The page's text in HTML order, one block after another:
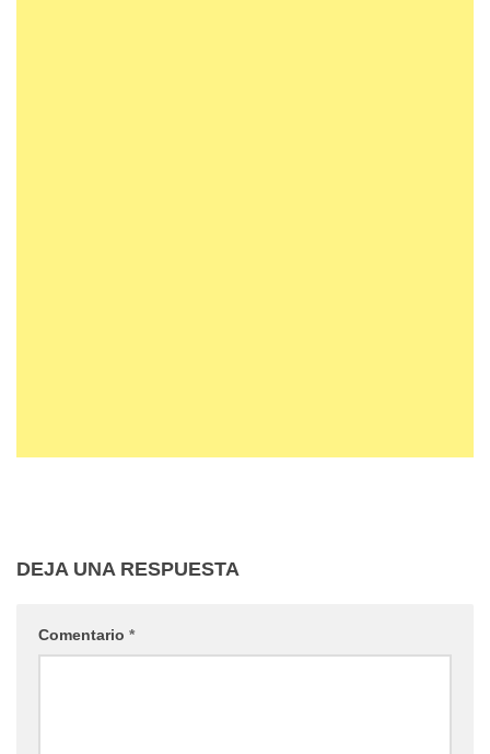
DEJA UNA RESPUESTA
Comentario *